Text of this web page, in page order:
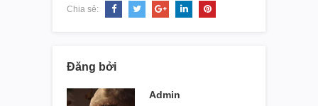
Chia sẻ:
Đăng bởi
Admin